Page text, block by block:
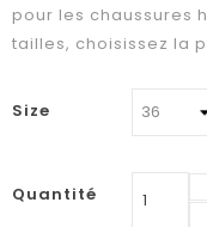
pour les chaussures
tailles, choisissez la
Size
Quantité